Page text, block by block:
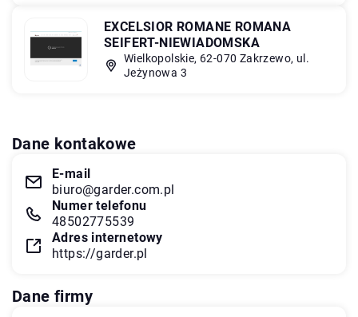
EXCELSIOR ROMANE ROMANA
SEIFERT-NIEWIADOMSKA
Wielkopolskie, 62-070 Zakrzewo, ul.
Jeżynowa 3
Dane kontakowe
E-mail
biuro@garder.com.pl
Numer telefonu
48502775539
Adres internetowy
https://garder.pl
Dane firmy